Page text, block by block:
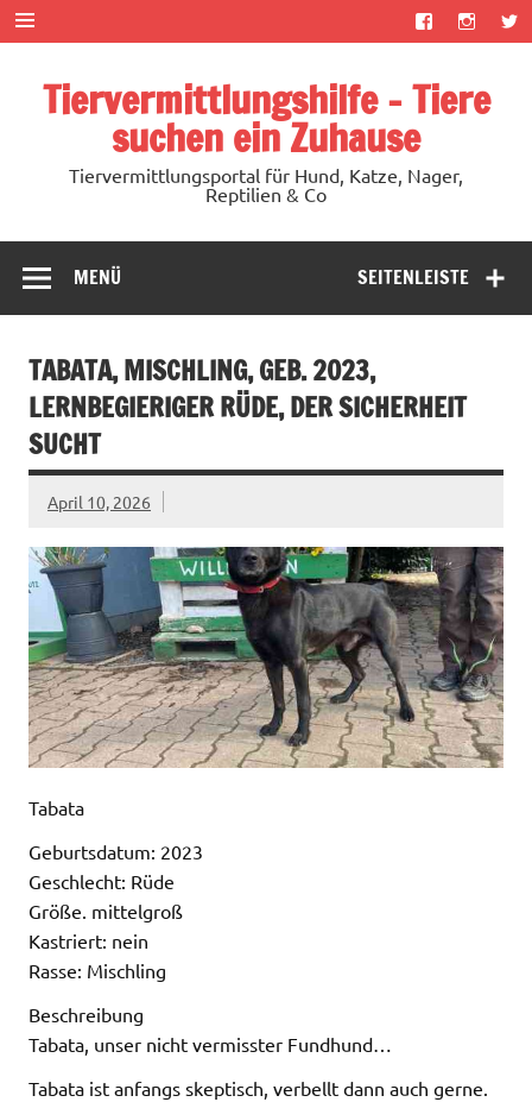
Zum
Inhalt
springen
Tiervermittlungshilfe – Tiere
suchen ein Zuhause
Tiervermittlungsportal für Hund, Katze, Nager,
Reptilien & Co
SEITENLEISTE
MENÜ
TABATA, MISCHLING, GEB. 2023,
LERNBEGIERIGER RÜDE, DER SICHERHEIT
SUCHT
April 10, 2026
Tabata
Geburtsdatum: 2023
Geschlecht: Rüde
Größe. mittelgroß
Kastriert: nein
Rasse: Mischling
Beschreibung
Tabata, unser nicht vermisster Fundhund…
Tabata ist anfangs skeptisch, verbellt dann auch gerne.